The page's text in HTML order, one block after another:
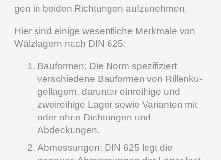
gen in beiden Richtun­gen aufzunehmen.
Hier sind einige wesent­li­che Merkmale von
Wälzla­gern nach DIN 625:
Baufor­men: Die Norm spezi­fi­ziert
verschie­dene Baufor­men von Rillen­ku­
gel­la­gern, darun­ter einrei­hige und
zweirei­hige Lager sowie Varian­ten mit
oder ohne Dichtun­gen und
Abdeckungen.
Abmes­sun­gen: DIN 625 legt die